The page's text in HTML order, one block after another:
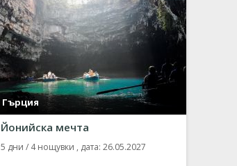
Гърция
Йонийска мечта
5 дни / 4 нощувки , дата: 26.05.2027